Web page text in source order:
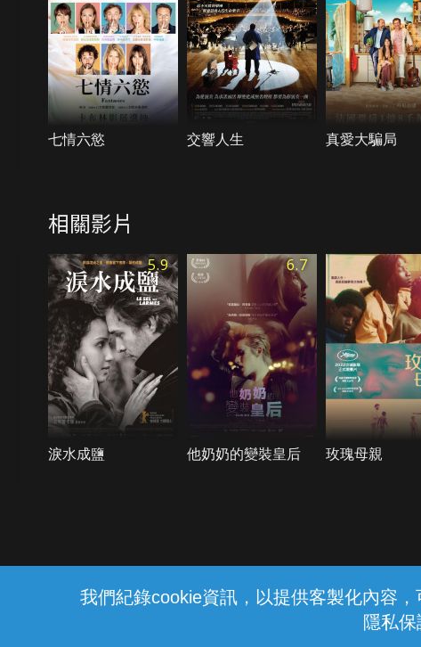
我們紀錄cookie資訊，以提供客製化內容
隱私
七情六慾 交響人生 真愛大騙局
相關影片
5.9
淚水成鹽
6.7
他奶奶的變裝皇后 玫瑰母親
中